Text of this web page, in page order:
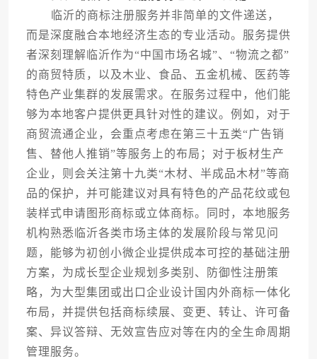
临沂的商标注册服务并非简单的文件递送，
而是深度融合本地经济生态的专业活动。服务提供
者深刻理解临沂作为“中国市场名城”、“物流之都”
的商贸特质，以及木业、食品、五金机械、医药等
特色产业集群的发展需求。在服务过程中，他们能
够为本地客户提供更具针对性的建议。例如，对于
商贸流通企业，会重点考虑在第三十五类“广告销
售、替他人推销”等服务上的布局；对于板材生产
企业，则会关注第十九类“木材、半成品木材”等商
品的保护，并可能建议对具有特色的产品花纹或包
装样式申请图形商标或立体商标。同时，本地服务
机构熟悉临沂各类市场主体的发展阶段与常见问
题，能够为初创小微企业提供成本可控的基础注册
方案，为成长型企业规划多类别、防御性注册策
略，为大型集团或出口企业设计国内外商标一体化
布局，并提供包括商标续展、变更、转让、许可备
案、异议答辩、无效宣告应对等在内的全生命周期
管理服务。